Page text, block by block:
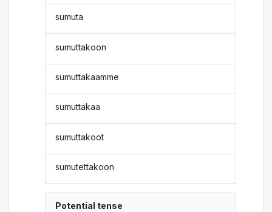
sumuta
sumuttakoon
sumuttakaamme
sumuttakaa
sumuttakoot
sumutettakoon
Potential tense